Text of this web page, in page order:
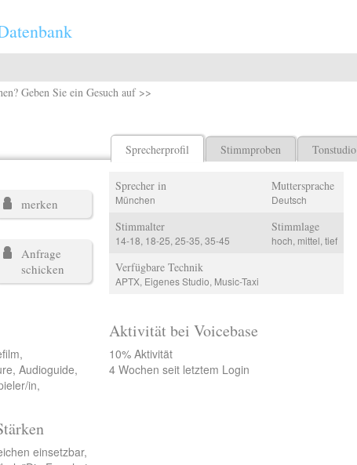
Geben Sie ein Gesuch auf >>
Sprecherprofil Stimmproben Tonstudio
merken
Anfrage
schicken
Sprecher in
München
Muttersprache
Deutsch
Stimmalter
14-18, 18-25, 25-35, 35-45
Stimmlage
hoch, mittel, tief
Verfügbare Technik
APTX, Eigenes Studio, Music-Taxi
Audioguide,
in,
einsetzbar,
Aktivität bei Voicebase
10% Aktivität
4 Wochen seit letztem Login